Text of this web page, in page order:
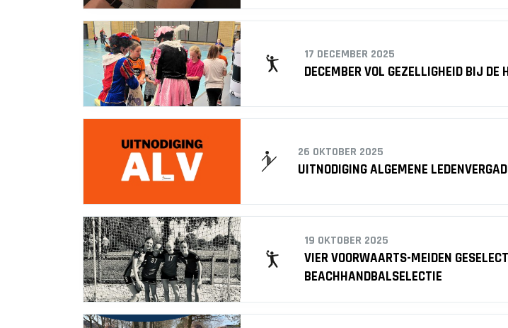
17 DECEMBER 2025
DECEMBER VOL GEZELLIGHEID BIJ DE
26 OKTOBER 2025
UITNODIGING ALGEMENE
19 OKTOBER 2025
VIER VOORWAARTS-MEIDEN
BEACHHANDBALSELECTIE